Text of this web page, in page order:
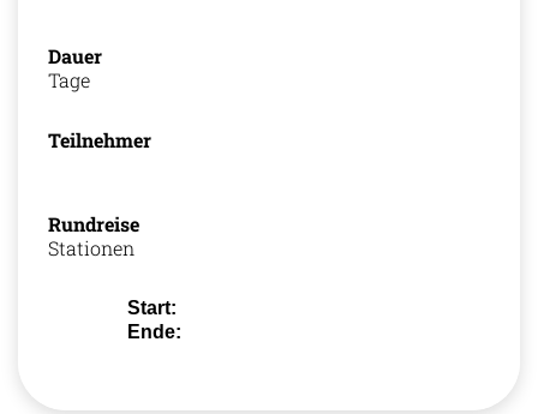
Dauer
Tage
Teilnehmer
Rundreise
Stationen
Start:
Ende: